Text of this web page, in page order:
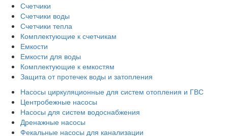
Счетчики
Счетчики воды
Счетчики тепла
Комплектующие к счетчикам
Емкости
Емкости для воды
Комплектующие к емкостям
Защита от протечек воды и затопления
Насосы циркуляционные для систем отопления и ГВС
Центробежные насосы
Насосы для систем водоснабжения
Дренажные насосы
Фекальные насосы для канализации